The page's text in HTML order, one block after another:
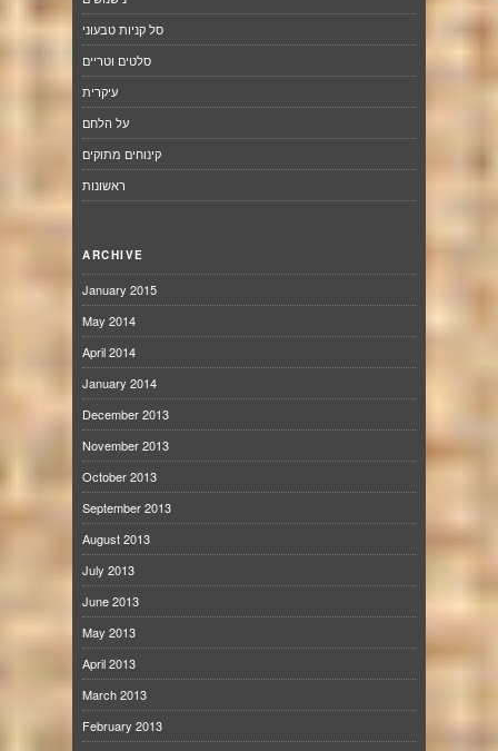
סל קניות טבעוני
סלטים וטריים
עיקרית
על הלחם
קינוחים מתוקים
ראשונות
ARCHIVE
January 2015
May 2014
April 2014
January 2014
December 2013
November 2013
October 2013
September 2013
August 2013
July 2013
June 2013
May 2013
April 2013
March 2013
February 2013